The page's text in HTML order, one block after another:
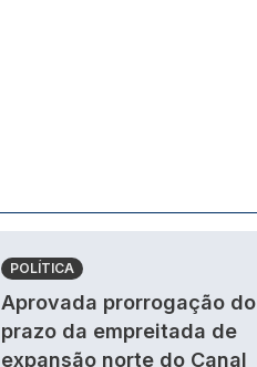
POLÍTICA
Aprovada prorrogação do
prazo da empreitada de
expansão norte do Canal